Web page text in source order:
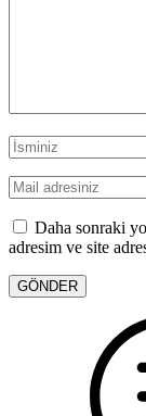
Daha sonraki
adresim ve site